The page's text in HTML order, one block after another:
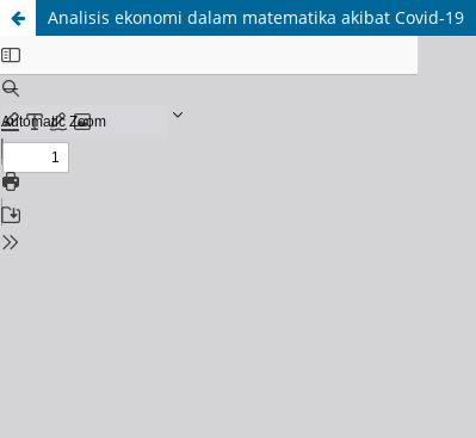
Analisis ekonomi dalam matematika akibat Covid-19